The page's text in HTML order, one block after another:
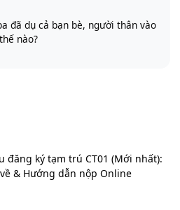
đã dụ cả bạn bè, người thân vào
nào?
đăng ký tạm trú CT01 (Mới nhất):
& Hướng dẫn nộp Online